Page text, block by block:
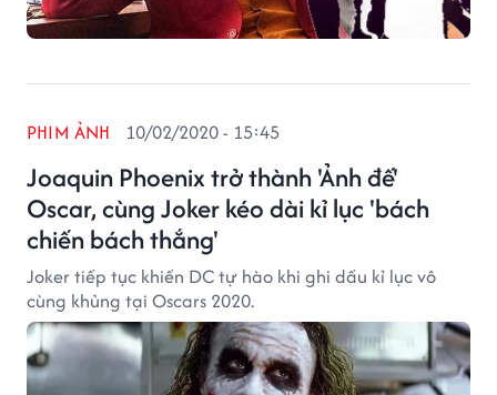
Joaquin Phoenix trở thành 'Ảnh đế'
Oscar, cùng Joker kéo dài kỉ lục 'bách
chiến bách thắng'
PHIM ẢNH 10/02/2020 - 15:45
Joker tiếp tục khiến DC tự hào khi ghi dấu kỉ lục vô
cùng khủng tại Oscars 2020.